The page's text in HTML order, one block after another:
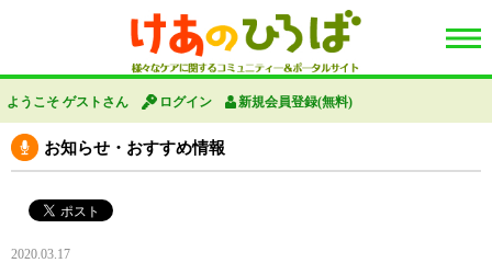
ようこそ ゲストさん ログイン 新規会員登録(無料)
お知らせ・おすすめ情報
2020.03.17